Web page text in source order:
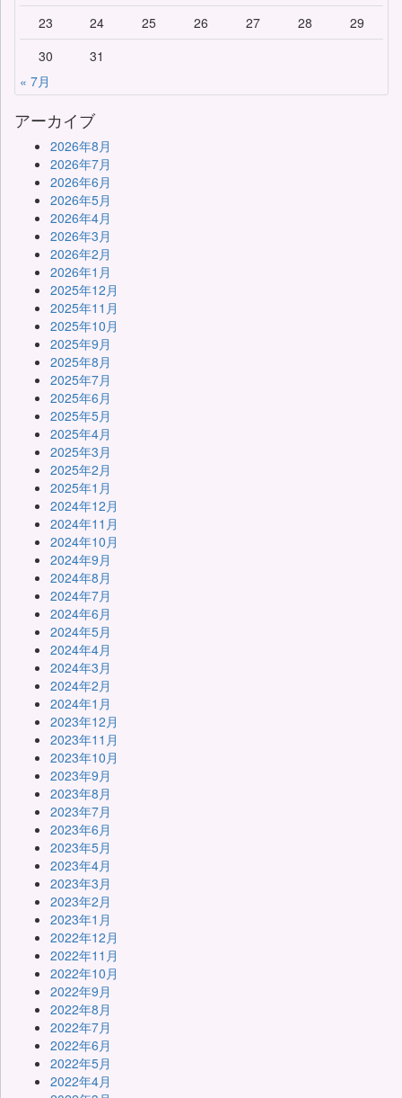
23
24 25 26 27 28
29
30
31
« 7月
アーカイブ
2026年8月
2026年7月
2026年6月
2026年5月
2026年4月
2026年3月
2026年2月
2026年1月
2025年12月
2025年11月
2025年10月
2025年9月
2025年8月
2025年7月
2025年6月
2025年5月
2025年4月
2025年3月
2025年2月
2025年1月
2024年12月
2024年11月
2024年10月
2024年9月
2024年8月
2024年7月
2024年6月
2024年5月
2024年4月
2024年3月
2024年2月
2024年1月
2023年12月
2023年11月
2023年10月
2023年9月
2023年8月
2023年7月
2023年6月
2023年5月
2023年4月
2023年3月
2023年2月
2023年1月
2022年12月
2022年11月
2022年10月
2022年9月
2022年8月
2022年7月
2022年6月
2022年5月
2022年4月